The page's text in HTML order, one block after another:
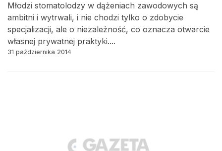
Młodzi stomatolodzy w dążeniach zawodowych są
ambitni i wytrwali, i nie chodzi tylko o zdobycie
specjalizacji, ale o niezależność, co oznacza otwarcie
własnej prywatnej praktyki....
31 października 2014